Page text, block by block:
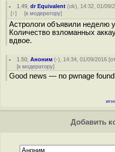
1.49 ,dr Equivalent (ok), 14:32, 01/09/
[↑] [к модератору]
Астрологи объявили неделю
Количество взломанных
вдвое.
1.50 ,Аноним (-), 14:34, 01/09/2016 [
[к модератору]
Good news — no pwnage
Добавить